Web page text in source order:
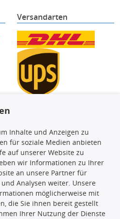
Versandarten
hier angezeigten Daten,
die gesamte Datenbank,
nicht kopiert werden. Es ist zu
gesamte Datenbank ohne
zu vervielfältigen, zu
durch Dritte ausführen
stellt eine
und wird verfolgt.
Inhalte und Anzeigen zu
für soziale Medien anbieten
auf unserer Website zu
wir Informationen zu Ihrer
an unsere Partner für
Analysen weiter. Unsere
möglicherweise mit
die Sie ihnen bereit gestellt
Ihrer Nutzung der Dienste